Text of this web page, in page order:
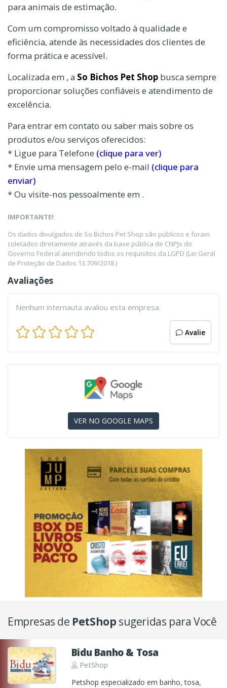
para animais de estimação.
Com um compromisso voltado à qualidade e
eficiência, atende às necessidades dos clientes de
forma prática e acessível.
Localizada em , a So Bichos Pet Shop busca sempre
proporcionar soluções confiáveis e atendimento de
excelência.
Para entrar em contato ou saber mais sobre os
produtos e/ou serviços oferecidos:
* Ligue para Telefone (clique para ver)
* Envie uma mensagem pelo e-mail (clique para
enviar)
* Ou visite-nos pessoalmente em .
IMPORTANTE!
Os dados divulgados de So Bichos Pet Shop são públicos e foram
coletados diretamente através da base pública de CNPJs do
Governo Federal atendendo todos os requisitos da LGPD (Lei Geral
de Proteção de Dados 13.709/2018 )
Avaliações
Nenhum internauta avaliou esta empresa.
Avalie
VER NO GOOGLE MAPS
Empresas de PetShop sugeridas para Você
Bidu Banho & Tosa
PetShop
Petshop especializado em banho, tosa,